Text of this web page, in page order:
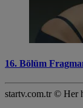
16. Bölüm
startv.com.tr © Her